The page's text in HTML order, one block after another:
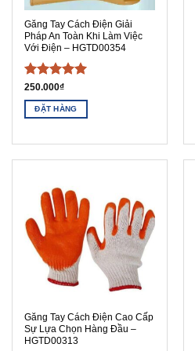
Găng Tay Cách Điện Giải
Pháp An Toàn Khi Làm Việc
Với Điện – HGTD00354
Được xếp
hạng55
sao
250.000₫
ĐẶT HÀNG
Găng Tay Cách Điện Cao Cấp
Sự Lựa Chọn Hàng Đầu –
HGTD00313